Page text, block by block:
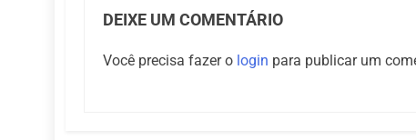
DEIXE UM COMENTÁRIO
Você precisa fazer o login para publicar um